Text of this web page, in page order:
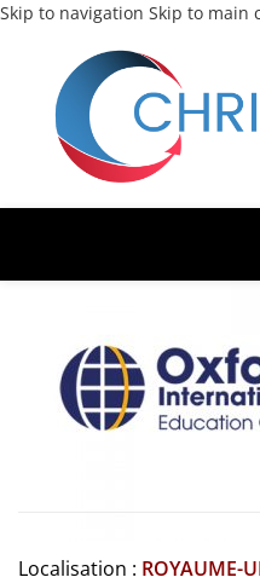
Skip to navigation Skip to main
Localisation : ROYAUME-